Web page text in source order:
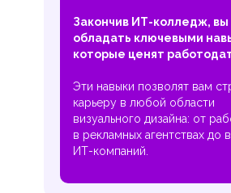
Закончив ИТ-колледж,
обладать ключевыми
которые ценят
Эти навыки позволят вам
карьеру в любой области
визуального дизайна: от
в рекламных агентствах до
ИТ-компаний.